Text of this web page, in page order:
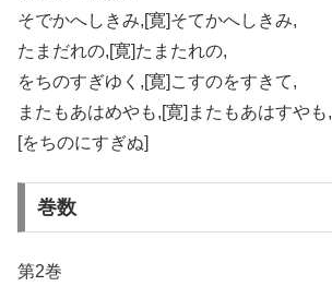
そでかへしきみ,[寛]そてかへしきみ,
たまだれの,[寛]たまたれの,
をちのすぎゆく,[寛]こすのをすきて,
またもあはめやも,[寛]またもあはすやも,
[をちのにすぎぬ]
巻数
第2巻